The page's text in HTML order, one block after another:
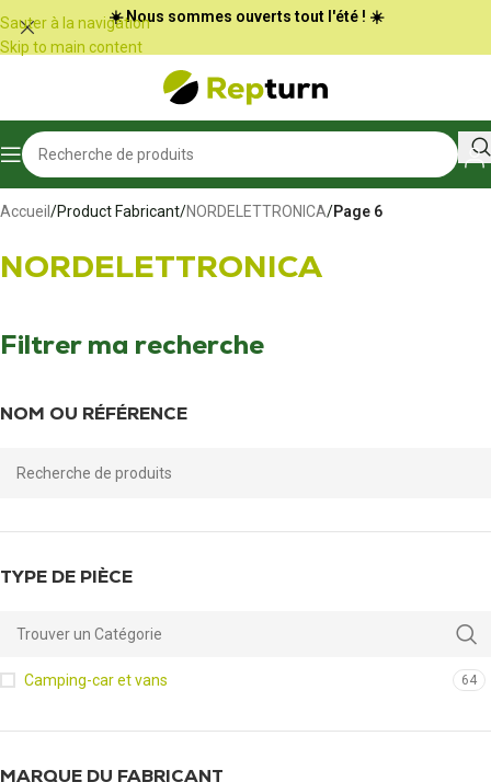
Panneau de gestion des cookies
Sauter à la navigation
Skip to main content
☀️ Nous sommes ouverts tout l'été ! ☀️
Accueil /Product Fabricant/NORDELETTRONICA/Page 6
NORDELETTRONICA
Filtrer ma recherche
NOM OU RÉFÉRENCE
TYPE DE PIÈCE
Camping-car et vans 64
MARQUE DU FABRICANT